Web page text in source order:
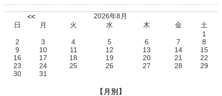
<<
2026年8月
日
月 火 水 木 金
土
1
2
3 4 5 6 7
8
9
10 11 12 13 14
15
16
17 18 19 20 21
22
23
24 25 26 27 28
29
30
31
【月別】